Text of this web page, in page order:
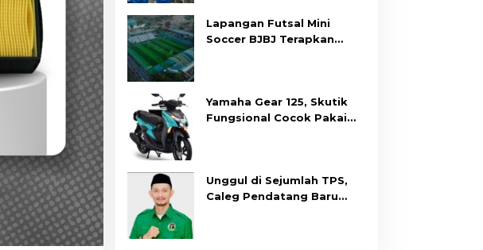
Lapangan Futsal Mini
Soccer BJBJ Terapkan
Yamaha Gear 125, Skutik
Fungsional Cocok Pakai
Unggul di Sejumlah TPS,
Caleg Pendatang Baru